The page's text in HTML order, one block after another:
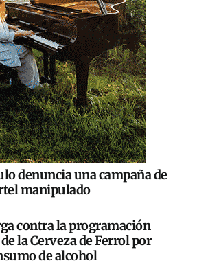
denuncia una campaña de
manipulado
contra la programación
la Cerveza de Ferrol por
de alcohol